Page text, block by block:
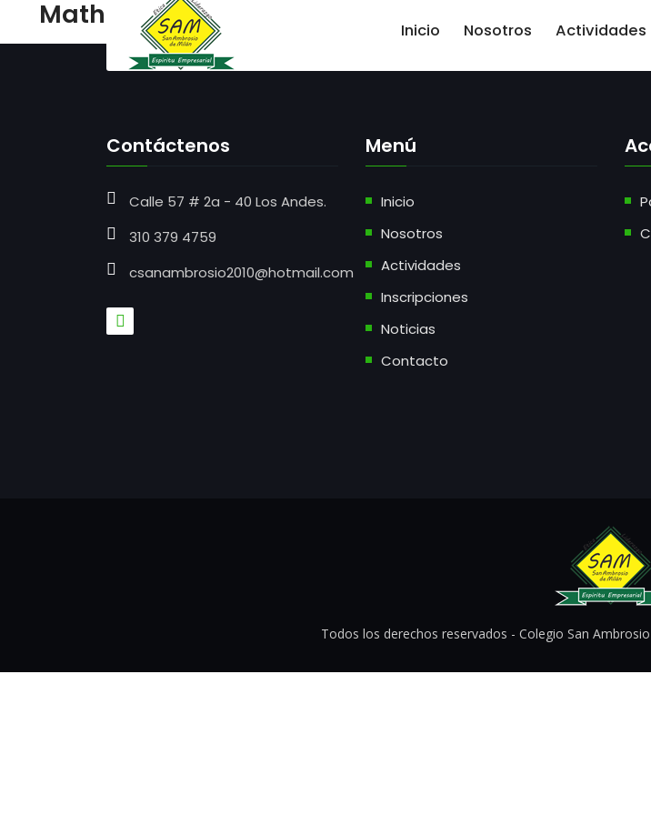
Inicio Nosotros Actividades
Math
Contáctenos
Calle 57 # 2a - 40 Los Andes.
310 379 4759
csanambrosio2010@hotmail.com
Menú
Inicio
Nosotros
Actividades
Inscripciones
Noticias
Contacto
Todos los derechos reservados - Colegio San